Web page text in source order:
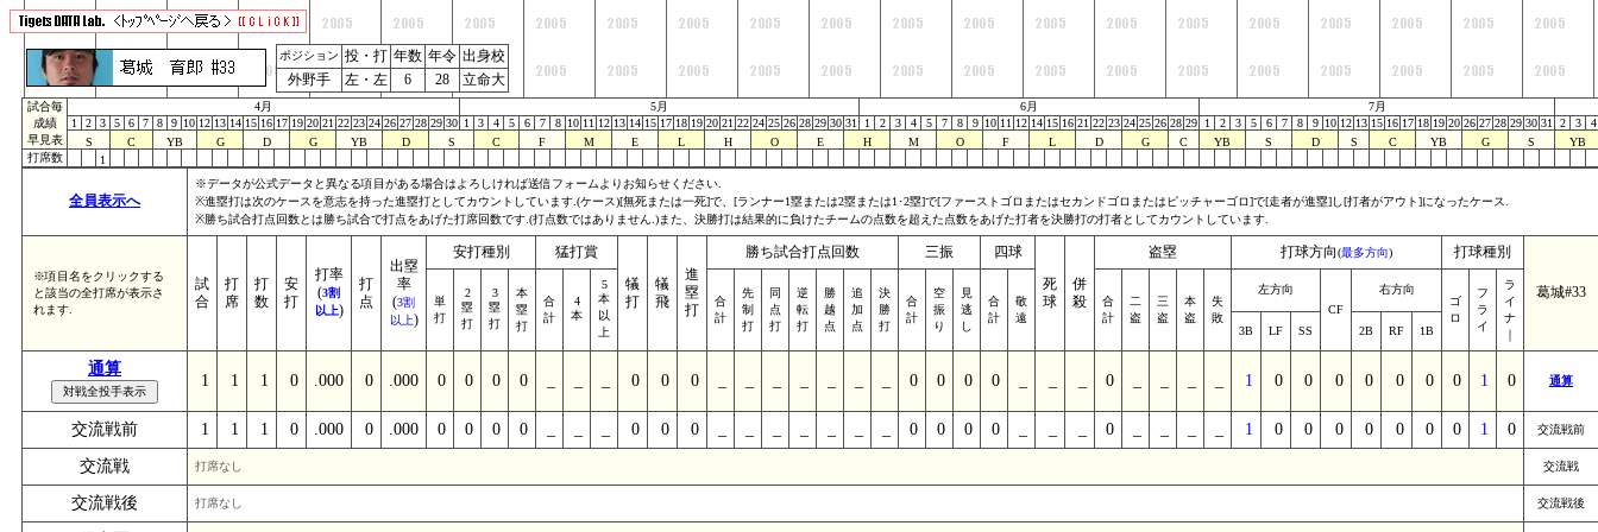
ポジション 投・打 年数 年令 出身校
外野手
左・左 6 28 立命大
試合毎
成績
早見表
4月 5月 6月
7月
1
2 3 5 6 7 8 9 10 12 13 14 15 16 17 19 20 21 22 23 24 26 27 28 29 30 1 3 4 5 6 7 8 10 11 12 13 14 15 17 18 19 20 21 22 24 25 26 28 29 30 31 1 2 3 4 5 7 8 9 10 11 12 14 15 16 21 22 23 24 25 26 28 29 1 2 3 5 6 7 8 9 10 12 13 15 16 17 18 19 20 26 27 28 29 30 31 2 3
4
S
C YB G D G YB D S C F M E L H O E H M O F L D G C YB S D S C YB G S
YB
打席数
1
全員表示へ
※データが公式データと異なる項目がある場合はよろしければ送信フォームよりお知らせください.
※進塁打は次のケースを意志を持った進塁打としてカウントしています.(ケース)[無死または一死]で、[ランナー1塁または2塁または1･2塁]で[ファーストゴロまたはセカンドゴロまたはピッチャーゴロ]で[走者が進塁]し[打者がアウト]になったケース.
※勝ち試合打点回数とは勝ち試合で打点をあげた打席回数です.(打点数ではありません.)また、決勝打は結果的に負けたチームの点数を超えた点数をあげた打者を決勝打の打者としてカウントしています.
※項目名をクリックする
と該当の全打席が表示さ
れます.
試
合
打
席
打
数
安
打
打率
(3割
以上)
打
点
出塁
率
(3割
以上)
安打種別
猛打賞
犠
打
犠
飛
進
塁
打
勝ち試合打点回数 三振
四球
死
球
併
殺
盗塁 打球方向(最多方向) 打球種別
葛城#33
単
打
2
塁
打
3
塁
打
本
塁
打
合
計
4
本
5
本
以
上
合
計
先
制
打
同
点
打
逆
転
打
勝
越
点
追
加
点
決
勝
打
合
計
空
振
り
見
逃
し
合
計
敬
遠
合
計
二
盗
三
盗
本
盗
失
敗
左方向
CF
右方向
ゴ
ロ
フ
ラ
イ
ラ
イ
ナ
｜
3B LF SS 2B RF 1B
通算
1 1 1 0 .000 0 .000 0 0 0 0 0 0 0 0 0 0 0 0 1 0 0 0 0 0 0 0 1 0 通算
交流戦前 1 1 1 0 .000 0 .000 0 0 0 0 0 0 0 0 0 0 0 0 1 0 0 0 0 0 0 0 1 0 交流戦前
交流戦 打席なし 交流戦
交流戦後 打席なし 交流戦後